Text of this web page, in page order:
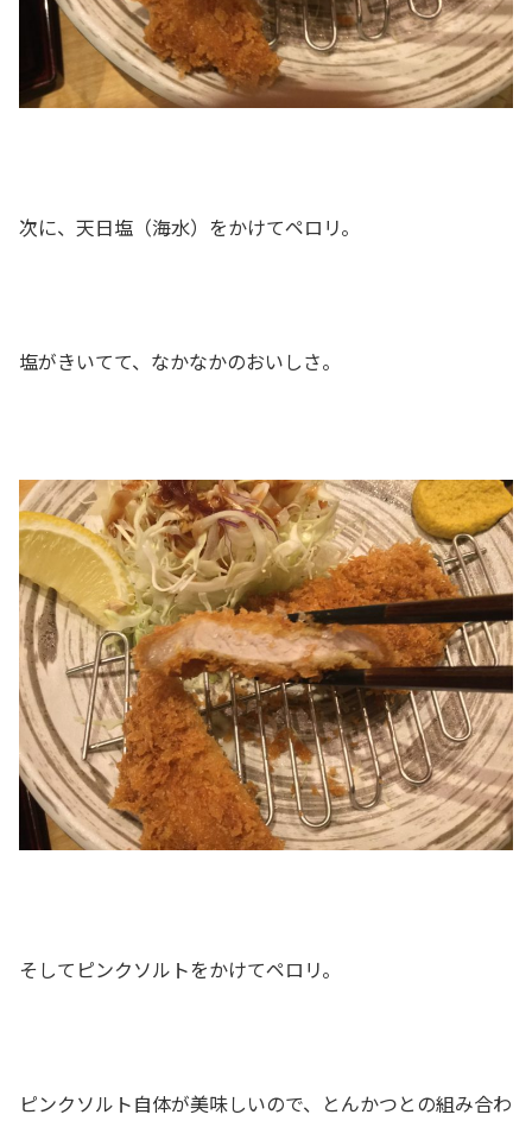
次に、天日塩（海水）をかけてペロリ。
塩がきいてて、なかなかのおいしさ。
そしてピンクソルトをかけてペロリ。
ピンクソルト自体が美味しいので、とんかつとの組み合わ